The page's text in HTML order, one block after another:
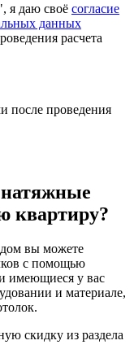
я даю своё согласие
данных
расчета
после проведения
квартиру?
вы можете
с помощью
имеющиеся у вас
и материале,
скидку из раздела